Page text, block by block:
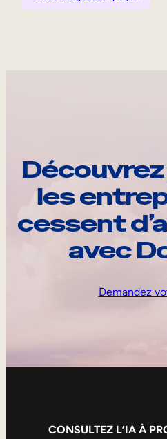
les
cessent
avec
Demandez
CONSULTEZ L’IA À